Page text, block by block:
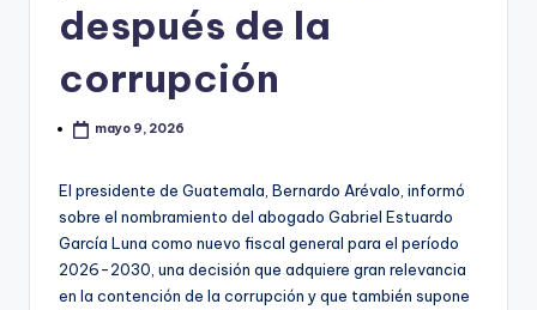
después de la
corrupción
mayo 9, 2026
El presidente de Guatemala, Bernardo Arévalo, informó
sobre el nombramiento del abogado Gabriel Estuardo
García Luna como nuevo fiscal general para el período
2026-2030, una decisión que adquiere gran relevancia
en la contención de la corrupción y que también supone